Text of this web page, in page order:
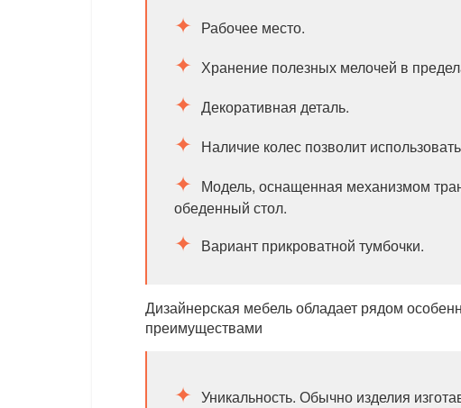
Рабочее место.
Хранение полезных мелочей в
Декоративная деталь.
Наличие колес позволит
Модель, оснащенная механизмом
обеденный стол.
Вариант прикроватной тумбочки.
Дизайнерская мебель обладает рядом
преимуществами
Уникальность. Обычно изделия